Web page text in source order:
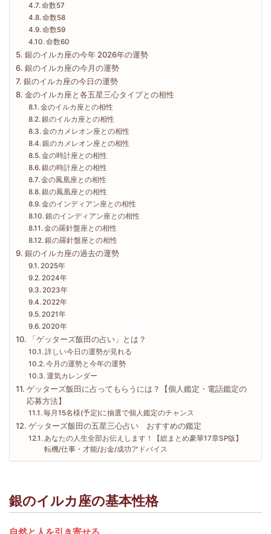
命数57
命数58
命数59
命数60
銀のイルカ座の今年 2026年の運勢
銀のイルカ座の今月の運勢
銀のイルカ座の今日の運勢
金のイルカ座と各五星三心タイプとの相性
金のイルカ座との相性
銀のイルカ座との相性
金のカメレオン座との相性
銀のカメレオン座との相性
金の時計座との相性
銀の時計座との相性
金の鳳凰座との相性
銀の鳳凰座との相性
金のインディアン座との相性
銀のインディアン座との相性
金の羅針盤座との相性
銀の羅針盤座との相性
銀のイルカ座の過去の運勢
2025年
2024年
2023年
2022年
2021年
2020年
「ゲッターズ飯田の占い」とは？
詳しい今日の運勢が見れる
今月の運勢と今年の運勢
運気カレンダー
ゲッターズ飯田に占ってもらうには？【個人鑑定・電話鑑定の
応募方法】
毎月15名様(予定)に抽選で個人鑑定のチャンス
ゲッターズ飯田の五星三心占い おすすめの鑑定
あなたの人生全部お伝えします！【総まとめ豪華17章SP版】
転機/仕事・才能/お金/成功アドバイス
銀のイルカ座の基本性格